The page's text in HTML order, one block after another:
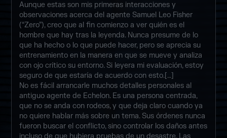
Aunque estas son mis primeras interacciones y
observaciones acerca del agente Samuel Leo Fisher
(“Zero”), creo que al fin comienzo a ver quién es el
hombre que hay tras la leyenda. Nunca presume de lo
que ha hecho o lo que puede hacer, pero se aprecia su
entrenamiento en la manera en que se mueve y analiza
con ojo crítico su entorno. Si leyera mi evaluación, estoy
seguro de que estaría de acuerdo con esto.[…]
No es fácil arrancarle muchos detalles personales al
antiguo agente de Echelon. Es una persona centrada,
que no se anda con rodeos, y que deja claro cuando ya
no quiere hablar más sobre un tema. Sus órdenes nunca
fueron buscar el conflicto, sino controlar los daños antes